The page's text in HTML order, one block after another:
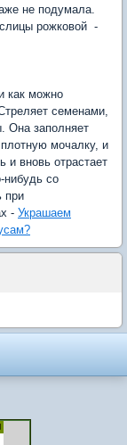
не подумала.
рожковой -
как можно
семенами,
Она заполняет
мочалку, и
и вновь отрастает
нибудь со
при
- Украшаем